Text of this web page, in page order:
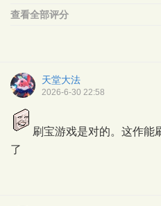
查看全部评分
天堂大法
2026-6-30 22:58
刷宝游戏是对的。这作能
了